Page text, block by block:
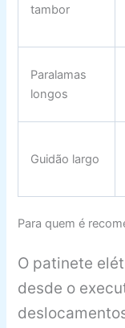
tambor
Paralamas
longos
Guidão largo
Para quem é
O patinete
desde o